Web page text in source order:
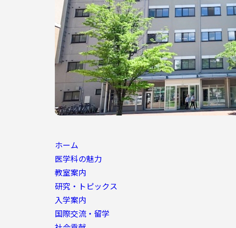
ホーム
医学科の魅力
教室案内
研究・トピックス
入学案内
国際交流・留学